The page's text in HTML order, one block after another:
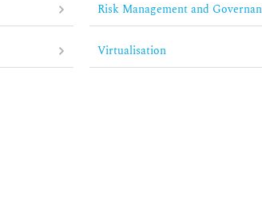
Risk Management and
Virtualisation